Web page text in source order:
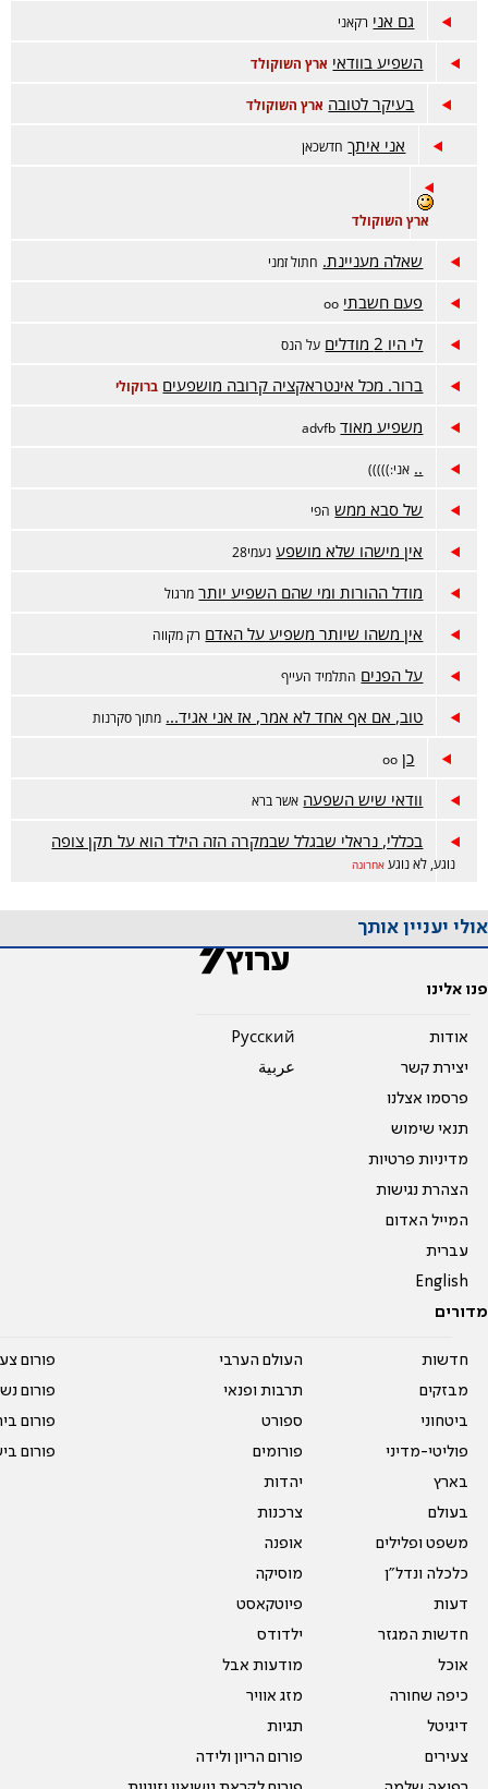
גם אני רקאני
השפיע בוודאי ארץ השוקולד
בעיקר לטובה ארץ השוקולד
אני איתך חדשכאן
ארץ השוקולד
שאלה מעניינת. חתול זמני
פעם חשבתי oo
לי היו 2 מודלים על הנס
ברור. מכל אינטראקציה קרובה מושפעים ברוקולי
משפיע מאוד advfb
.. אני:)))))
של סבא ממש הפי
אין מישהו שלא מושפע נעמי28
מודל ההורות ומי שהם השפיע יותר מרגול
אין משהו שיותר משפיע על האדם רק מקווה
על הפנים התלמיד העייף
טוב, אם אף אחד לא אמר, אז אני אגיד... מתוך סקרנות
כן oo
וודאי שיש השפעה אשר ברא
בכללי, נראלי שבגלל שבמקרה הזה הילד הוא על תקן צופה
נוגע, לא נוגע אחרונה
אולי יעניין אותך
פנו אלינו
אודות
יצירת קשר
פרסמו אצלנו
תנאי שימוש
מדיניות פרטיות
הצהרת נגישות
המייל האדום
עברית
English
Pусский
عربية
מדורים
חדשות
מבזקים
ביטחוני
פוליטי-מדיני
בארץ
בעולם
משפט ופלילים
כלכלה ונדל"ן
דעות
חדשות המגזר
אוכל
כיפה שחורה
דיגיטל
צעירים
העולם הערבי
תרבות ופנאי
ספורט
פורומים
יהדות
צרכנות
אופנה
מוסיקה
פיוטקאסט
ילדודס
מודעות אבל
מזג אוויר
תגיות
פורום הריון ולידה
פורום
פורום
פורום
פורום